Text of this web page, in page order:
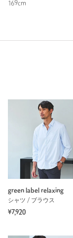
注文キャンセル
タイプ
カテゴリー
サイズ
素材
169cm
green label relaxing
シャツ / ブラウス
¥7,920